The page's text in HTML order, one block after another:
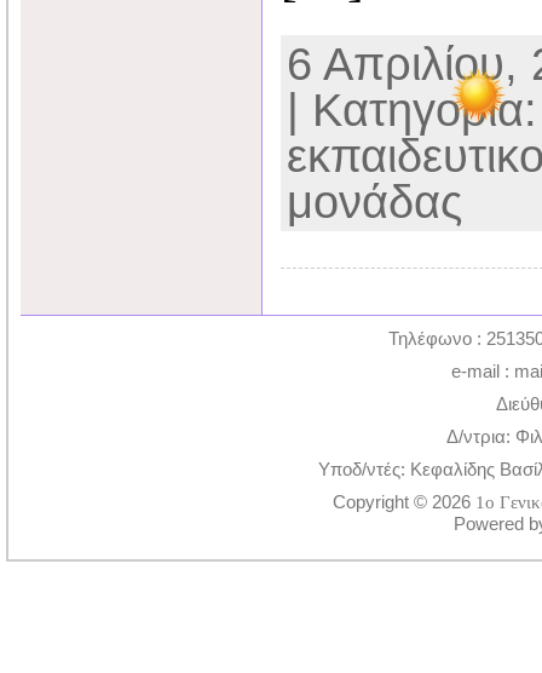
6
|
μονάδας
Τηλέφωνο :
e-mail :
Δ/ντρια:
Υποδ/ντές: Κεφαλίδης
Copyright © 2026 1ο
Powered